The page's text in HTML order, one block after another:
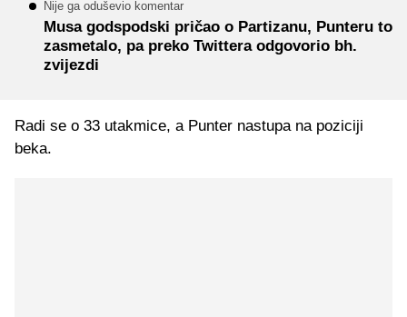
Nije ga oduševio komentar
Musa godspodski pričao o Partizanu, Punteru to
zasmetalo, pa preko Twittera odgovorio bh.
zvijezdi
Radi se o 33 utakmice, a Punter nastupa na poziciji
beka.